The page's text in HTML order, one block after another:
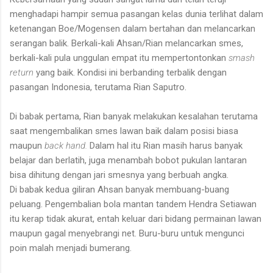
menghadapi hampir semua pasangan kelas dunia terlihat dalam
ketenangan Boe/Mogensen dalam bertahan dan melancarkan
serangan balik. Berkali-kali Ahsan/Rian melancarkan smes,
berkali-kali pula unggulan empat itu mempertontonkan smash
return yang baik. Kondisi ini berbanding terbalik dengan
pasangan Indonesia, terutama Rian Saputro.
Di babak pertama, Rian banyak melakukan kesalahan terutama
saat mengembalikan smes lawan baik dalam posisi biasa
maupun back hand. Dalam hal itu Rian masih harus banyak
belajar dan berlatih, juga menambah bobot pukulan lantaran
bisa dihitung dengan jari smesnya yang berbuah angka.
Di babak kedua giliran Ahsan banyak membuang-buang
peluang. Pengembalian bola mantan tandem Hendra Setiawan
itu kerap tidak akurat, entah keluar dari bidang permainan lawan
maupun gagal menyebrangi net. Buru-buru untuk mengunci
poin malah menjadi bumerang.